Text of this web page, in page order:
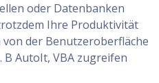
oder Datenbanken
Ihre Produktivität
der Benutzeroberfläche
AutoIt, VBA zugreifen